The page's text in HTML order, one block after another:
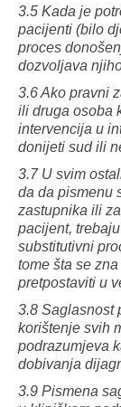
3.5 Kada je
pacijenti (bilo
proces
dozvoljava
3.6 Ako pravni
ili druga osoba
intervencija u
donijeti sud ili
3.7 U svim
da da pismenu
zastupnika ili
pacijent,
substitutivni
tome šta se
pretpostaviti u
3.8 Saglasnost
korištenje svih
podrazumjeva
dobivanja
3.9 Pismena